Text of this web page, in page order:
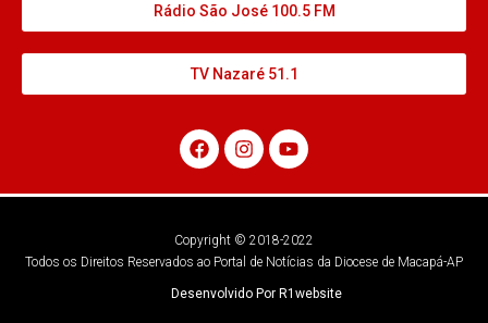
Rádio São José 100.5 FM
TV Nazaré 51.1
Copyright © 2018-2022
Todos os Direitos Reservados ao Portal de Notícias da Diocese de Macapá-AP
Desenvolvido Por R1website